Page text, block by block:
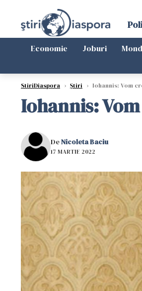
Economie Joburi
StiriDiaspora › Știri › Iohannis: Vom
Iohannis:
DeNicoleta Baciu
17 MARTIE 2022